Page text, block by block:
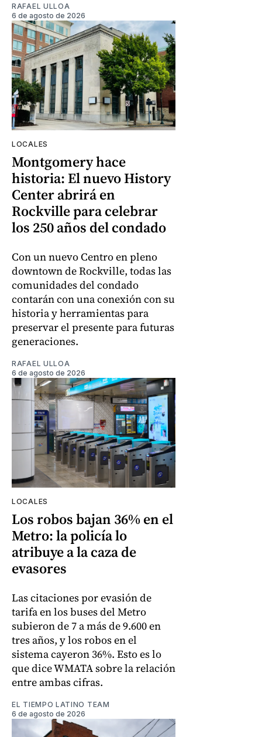
RAFAEL ULLOA
6 de agosto de 2026
LOCALES
Montgomery hace
historia: El nuevo History
Center abrirá en
Rockville para celebrar
los 250 años del condado
Con un nuevo Centro en pleno
downtown de Rockville, todas las
comunidades del condado
contarán con una conexión con su
historia y herramientas para
preservar el presente para futuras
generaciones.
RAFAEL ULLOA
6 de agosto de 2026
LOCALES
Los robos bajan 36% en el
Metro: la policía lo
atribuye a la caza de
evasores
Las citaciones por evasión de
tarifa en los buses del Metro
subieron de 7 a más de 9.600 en
tres años, y los robos en el
sistema cayeron 36%. Esto es lo
que dice WMATA sobre la relación
entre ambas cifras.
EL TIEMPO LATINO TEAM
6 de agosto de 2026